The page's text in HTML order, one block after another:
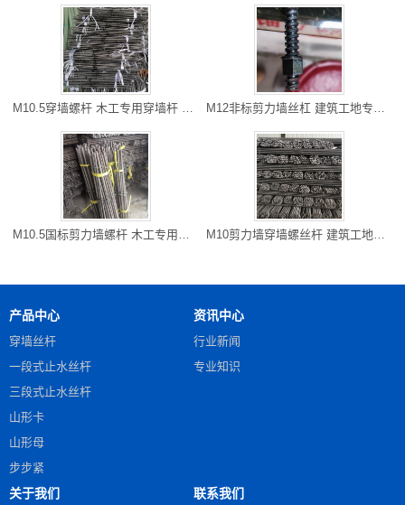
M10.5穿墙螺杆 木工专用穿墙杆 开县厂家直销 长度可以切割 M12非标剪力墙丝杠 建筑工地专用防水对拉粗牙穿墙螺栓 雅安现货
M10.5国标剪力墙螺杆 木工专用对拉螺杆 万州区螺杆厂家 可以走专 M10剪力墙穿墙螺丝杆 建筑工地常用 铜梁批发 可以专车到工地
产品中心
穿墙丝杆
一段式止水丝杆
三段式止水丝杆
山形卡
山形母
步步紧
资讯中心
行业新闻
专业知识
关于我们 联系我们